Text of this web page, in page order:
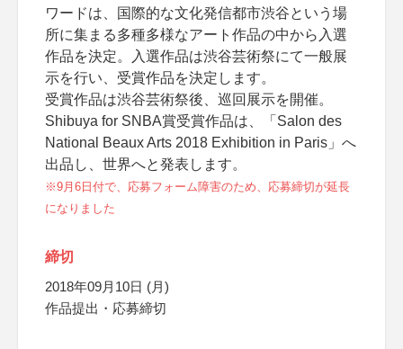
ワードは、国際的な文化発信都市渋谷という場
所に集まる多種多様なアート作品の中から入選
作品を決定。入選作品は渋谷芸術祭にて一般展
示を行い、受賞作品を決定します。
受賞作品は渋谷芸術祭後、巡回展示を開催。
Shibuya for SNBA賞受賞作品は、「Salon des
National Beaux Arts 2018 Exhibition in Paris」へ
出品し、世界へと発表します。
※9月6日付で、応募フォーム障害のため、応募締切が延長
になりました
締切
2018年09月10日 (月)
作品提出・応募締切